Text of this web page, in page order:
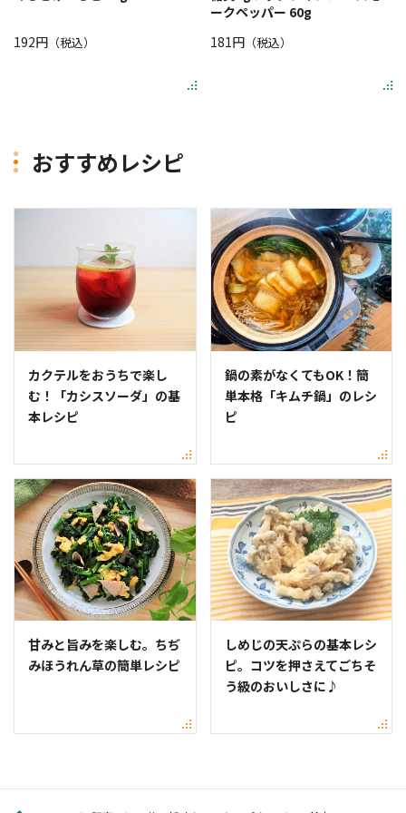
192円 （税込）
ークペッパー 60g
181円（税込）
おすすめレシピ
カクテルをおうちで楽し
む！「カシスソーダ」の基
本レシピ
鍋の素がなくてもOK！簡
単本格「キムチ鍋」のレシ
ピ
甘みと旨みを楽しむ。ちぢ
みほうれん草の簡単レシピ
しめじの天ぷらの基本レシ
ピ。コツを押さえてごちそ
う級のおいしさに♪